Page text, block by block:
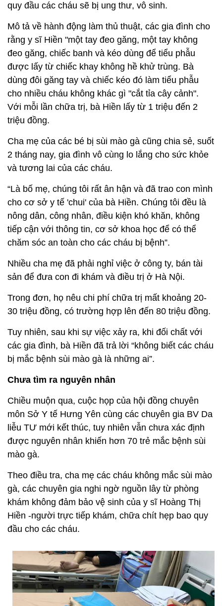
quy đầu các cháu sẽ bị ung thư, vô sinh.
Mô tả về hành động làm thủ thuật, các gia đình cho
rằng y sĩ Hiền "một tay đeo găng, một tay không
đeo găng, chiếc banh và kéo dùng để tiểu phẫu
được lấy từ chiếc khay không hề khử trùng. Bà
dùng đôi găng tay và chiếc kéo đó làm tiểu phẫu
cho nhiều cháu không khác gì "cắt tỉa cây cảnh".
Với mỗi lần chữa trị, bà Hiền lấy từ 1 triệu đến 2
triệu đồng.
Cha mẹ của các bé bị sùi mào gà cũng chia sẻ, suốt
2 tháng nay, gia đình vô cùng lo lắng cho sức khỏe
và tương lai của các cháu.
“Là bố mẹ, chúng tôi rất ân hận và đã trao con mình
cho cơ sở y tế 'chui' của bà Hiền. Chúng tôi đều là
nông dân, công nhân, điều kiện khó khăn, không
tiếp cận với thông tin, cơ sở khoa học để có thể
chăm sóc an toàn cho các cháu bị bệnh”.
Nhiều cha mẹ đã phải nghỉ việc ở công ty, bán tài
sản để đưa con đi khám và điều trị ở Hà Nội.
Trong đơn, họ nêu chi phí chữa trị mất khoảng 20-
30 triệu đồng, có trường hợp lên đến 80 triệu đồng.
Tuy nhiên, sau khi sự việc xảy ra, khi đối chất với
các gia đình, bà Hiền đã trả lời “không biết các cháu
bị mắc bệnh sùi mào gà là những ai”.
Chưa tìm ra nguyên nhân
Chiều muộn qua, cuộc họp của hội đồng chuyên
môn Sở Y tế Hưng Yên cùng các chuyên gia BV Da
liễu TƯ mới kết thúc, tuy nhiên vẫn chưa xác định
được nguyên nhân khiến hơn 70 trẻ mắc bệnh sùi
mào gà.
Theo điều tra, cha mẹ các cháu không mắc sùi mào
gà, các chuyên gia nghi ngờ nguồn lây từ phòng
khám không đảm bảo vệ sinh của y sĩ Hoàng Thị
Hiền -người trực tiếp khám, chữa chít hẹp bao quy
đầu cho các cháu.